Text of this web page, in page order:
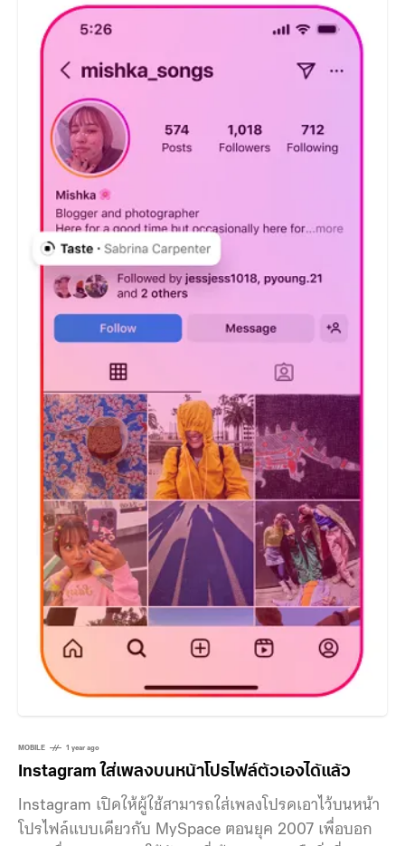
ภาพรวมหน้าโปรไฟล์ของเรา ประกอบด้วยรูปภาพ ประวัติ
โดยย่อรวมถึงแสดงหมวดหมู่โปรไฟล์และลิงก์ธุรกิจ
(สำหรับบัญชีครีเอเตอร์) เรายังสามารถใส่เพลงซึ่งจะเล่น
เมื่อเปิดการ์ด จนไปถึงแก้ไขพื้นหลังของการ์ดด้วยรูปภาพที่
เลือกได้อีกด้วย ทาง Instagram บอกว่าการ์ดใหม่นี้จะช่วย
ให้ผู้สร้างคอนเทนต์แสดงตัวตนและเชื่อมโยงกับผู้ติดตาม
ซึ่งเราสามารถแชร์การ์ดนี้ให้กับเพื่อนๆ รวมถึงแนะนำตัวใน
กลุ่มได้อีกด้วยเพื่อให้มีคนติดตามมากขึ้นด้วยวิธีที่ง่ายขึ้น
ใครที่สนใจตอนนี้การ์ดโปรไฟล์ใหม่เริ่มทะยอยปล่อยให้ใช้
งานทั่วโลกแล้ว ที่มา socialmediatoday
MOBILE 1 year ago
Instagram ใส่เพลงบนหน้าโปรไฟล์ตัวเองได้แล้ว
Instagram เปิดให้ผู้ใช้สามารถใส่เพลงโปรดเอาไว้บนหน้า
โปรไฟล์แบบเดียวกับ MySpace ตอนยุค 2007 เพื่อบอก